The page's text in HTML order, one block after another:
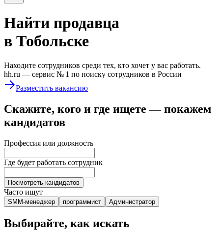
Найти продавца
в Тобольске
Находите сотрудников среди тех, кто хочет у вас работать.
hh.ru — сервис № 1 по поиску сотрудников в России
Разместить вакансию
Скажите, кого и где ищете — покажем
кандидатов
Профессия или должность
Где будет работать сотрудник
Посмотреть кандидатов
Часто ищут
SMM-менеджер программист Администратор
Выбирайте, как искать